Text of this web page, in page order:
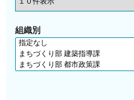
組織別